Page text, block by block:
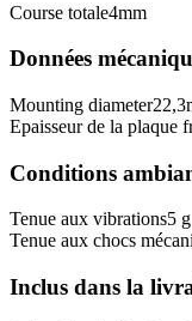
Course totale4mm
Données
Mounting diameter22,3
Epaisseur de la plaque
Conditions
Tenue aux vibrations5 g
Tenue aux chocs
Inclus dans la